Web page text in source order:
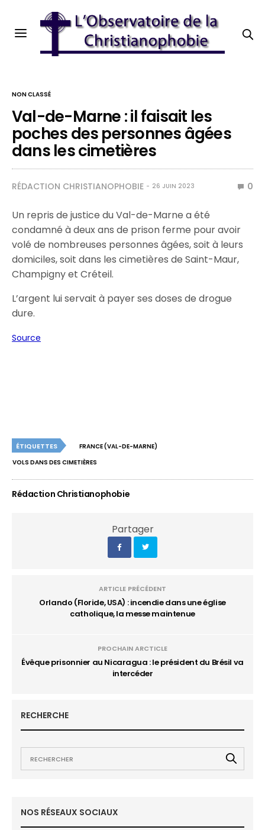
NON CLASSÉ
Val-de-Marne : il faisait les
poches des personnes âgées
dans les cimetières
RÉDACTION CHRISTIANOPHOBIE 26 JUIN 2023 0
Un repris de justice du Val-de-Marne a été
condamné à deux ans de prison ferme pour avoir
volé de nombreuses personnes âgées, soit à leurs
domiciles, soit dans les cimetières de Saint-Maur,
Champigny et Créteil.
L’argent lui servait à payer ses doses de drogue
dure.
Source
ÉTIQUETTES
FRANCE (VAL-DE-MARNE)
VOLS DANS DES CIMETIÈRES
Rédaction Christianophobie
Partager
ARTICLE PRÉCÉDENT
Orlando (Floride, USA) : incendie dans une église
catholique, la messe maintenue
PROCHAIN ARCTICLE
Évêque prisonnier au Nicaragua : le président du Brésil va
intercéder
RECHERCHE
NOS RÉSEAUX SOCIAUX